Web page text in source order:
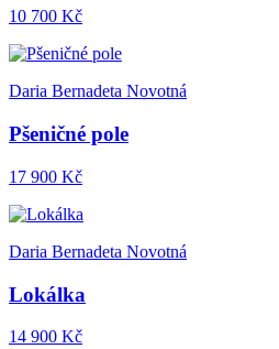
10 700 Kč
Daria Bernadeta Novotná
Pšeničné pole
17 900 Kč
Daria Bernadeta Novotná
Lokálka
14 900 Kč